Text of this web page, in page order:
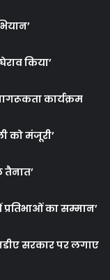
किया’
कार्यक्रम
को मंजूरी’
तैनात’
का सम्मान’
सरकार पर लगाए